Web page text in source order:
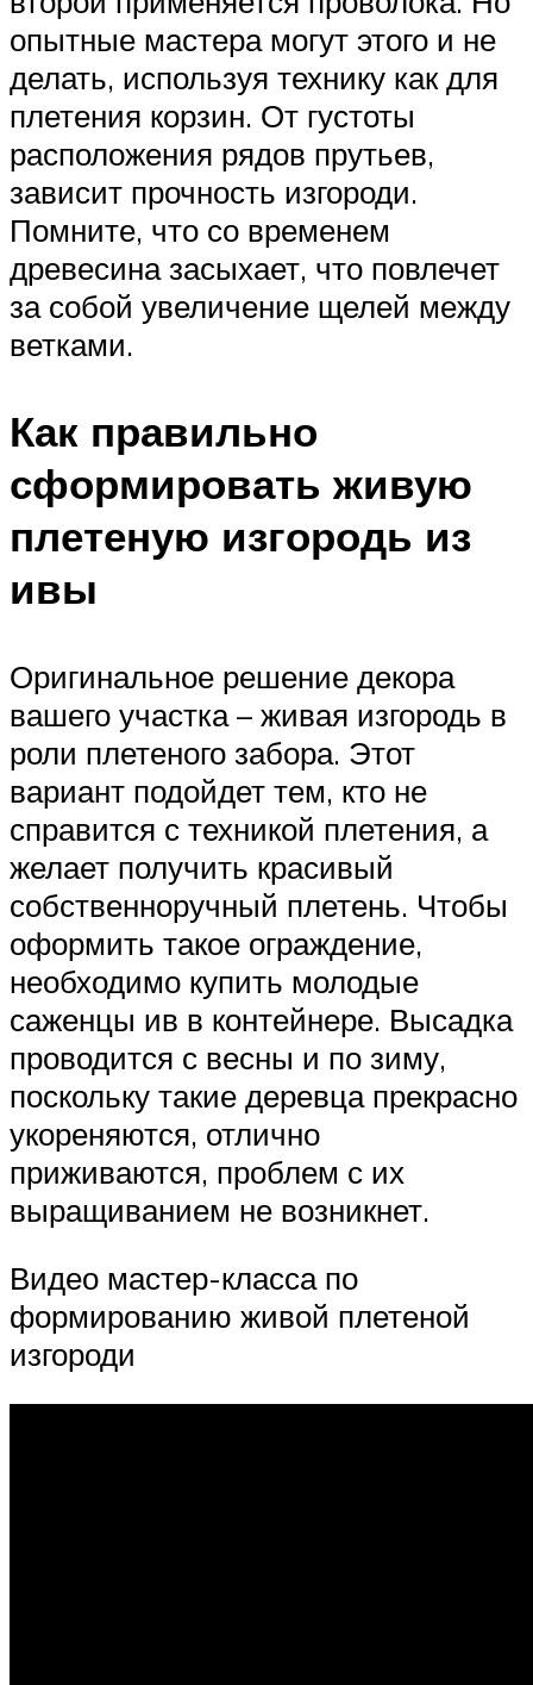
опытные мастера могут этого и не
делать, используя технику как для
плетения корзин. От густоты
расположения рядов прутьев,
зависит прочность изгороди.
Помните, что со временем
древесина засыхает, что повлечет
за собой увеличение щелей между
ветками.
Как правильно
сформировать живую
плетеную изгородь из
ивы
Оригинальное решение декора
вашего участка – живая изгородь в
роли плетеного забора. Этот
вариант подойдет тем, кто не
справится с техникой плетения, а
желает получить красивый
собственноручный плетень. Чтобы
оформить такое ограждение,
необходимо купить молодые
саженцы ив в контейнере. Высадка
проводится с весны и по зиму,
поскольку такие деревца прекрасно
укореняются, отлично
приживаются, проблем с их
выращиванием не возникнет.
Видео мастер-класса по
формированию живой плетеной
изгороди